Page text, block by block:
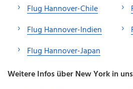
Flug Hannover-Chile
Flug Hannover-Indien
Flug Hannover-Japan
Weitere Infos über New York in